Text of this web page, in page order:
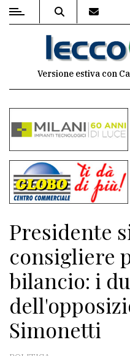
MENU
commenti
Contenuti
del
sito
Meteo
CONTATTI
La
redazione
Versione estiva con
Presidente
consigliere
bilancio: i
Simonetti